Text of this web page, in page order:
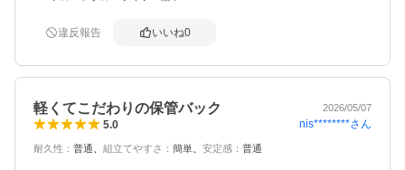
違反報告 いいね0
軽くてこだわりの保管バック 2026/05/07
5.0 nis********さん
耐久性 ： 普通 組立てやすさ ： 簡単 安定感 ： 普通